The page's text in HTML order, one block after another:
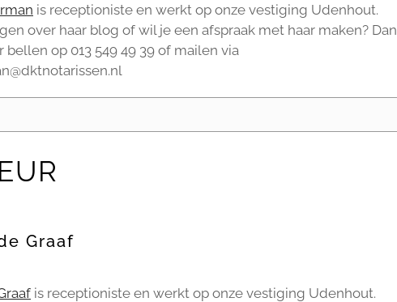
is receptioniste en werkt op onze vestiging Udenhout.
over haar blog of wil je een afspraak met haar maken? Dan
bellen op 013 549 49 39 of mailen via
Graaf
is receptioniste en werkt op onze vestiging Udenhout.